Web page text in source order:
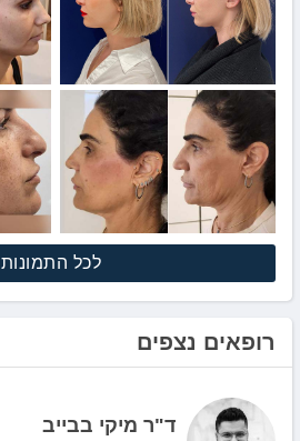
לכל התמונות
רופאים נצפים
ד"ר מיקי בבייב